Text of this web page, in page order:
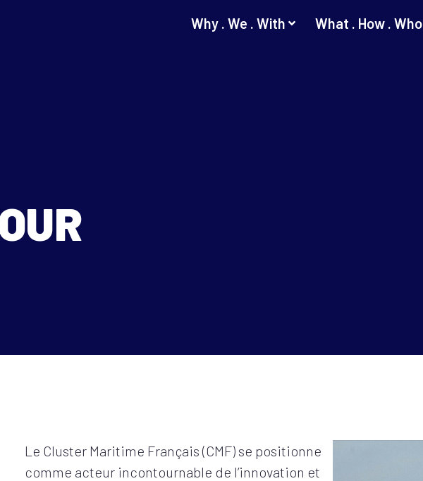
Why . We . With What . How . Who
Le Cluster Maritime Français (CMF) se positionne
comme acteur incontournable de l’innovation et